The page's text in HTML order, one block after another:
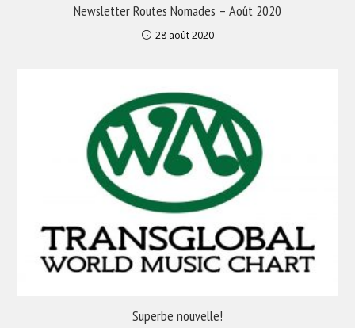
Newsletter Routes Nomades – Août 2020
28 août 2020
Superbe nouvelle!